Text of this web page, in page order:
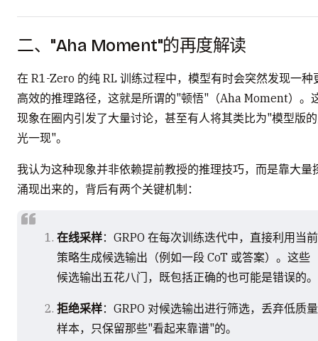
二、"Aha Moment"的再度解读
在 R1-Zero 的纯 RL 训练过程中，模型有时会突然发现一种
高效的推理路径，这就是所谓的"顿悟"（Aha Moment）。
现象在圈内引发了大量讨论，甚至有人将其类比为"模型版
光一现"。
我认为这种现象并非依赖提前教授的推理技巧，而是靠大量
涌现出来的，背后有两个关键机制：
在线采样：GRPO 在每次训练迭代中，直接利用当前
策略生成候选输出（例如一段 CoT 或答案）。这些
候选输出五花八门，既包括正确的也可能是错误的。
拒绝采样：GRPO 对候选输出进行筛选，丢弃低质量
样本，只保留那些"看起来靠谱"的。